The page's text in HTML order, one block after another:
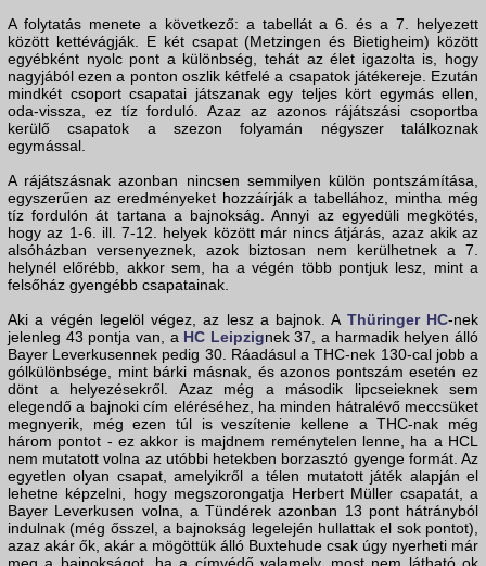
A folytatás menete a következő: a tabellát a 6. és a 7. helyezett
között kettévágják. E két csapat (Metzingen és Bietigheim) között
egyébként nyolc pont a különbség, tehát az élet igazolta is, hogy
nagyjából ezen a ponton oszlik kétfelé a csapatok játékereje. Ezután
mindkét csoport csapatai játszanak egy teljes kört egymás ellen,
oda-vissza, ez tíz forduló. Azaz az azonos rájátszási csoportba
kerülő csapatok a szezon folyamán négyszer találkoznak
egymással.
A rájátszásnak azonban nincsen semmilyen külön pontszámítása,
egyszerűen az eredményeket hozzáírják a tabellához, mintha még
tíz fordulón át tartana a bajnokság. Annyi az egyedüli megkötés,
hogy az 1-6. ill. 7-12. helyek között már nincs átjárás, azaz akik az
alsóházban versenyeznek, azok biztosan nem kerülhetnek a 7.
helynél előrébb, akkor sem, ha a végén több pontjuk lesz, mint a
felsőház gyengébb csapatainak.
Aki a végén legelöl végez, az lesz a bajnok. A Thüringer HC-nek
jelenleg 43 pontja van, a HC Leipzignek 37, a harmadik helyen álló
Bayer Leverkusennek pedig 30. Ráadásul a THC-nek 130-cal jobb a
gólkülönbsége, mint bárki másnak, és azonos pontszám esetén ez
dönt a helyezésekről. Azaz még a második lipcseieknek sem
elegendő a bajnoki cím eléréséhez, ha minden hátralévő meccsüket
megnyerik, még ezen túl is veszítenie kellene a THC-nak még
három pontot - ez akkor is majdnem reménytelen lenne, ha a HCL
nem mutatott volna az utóbbi hetekben borzasztó gyenge formát. Az
egyetlen olyan csapat, amelyikről a télen mutatott játék alapján el
lehetne képzelni, hogy megszorongatja Herbert Müller csapatát, a
Bayer Leverkusen volna, a Tündérek azonban 13 pont hátrányból
indulnak (még ősszel, a bajnokság legelején hullattak el sok pontot),
azaz akár ők, akár a mögöttük álló Buxtehude csak úgy nyerheti már